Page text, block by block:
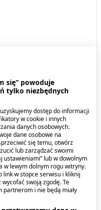
umyć ręce.
nałożyć na
okolice
wnętrze pochwy.
ją pionowo,
góry.
się” powoduje
tylko niezbędnych
dostęp do informacji
w cookie i innych
danych osobowych.
dane osobowe na
się temu, otwórz
lub zarządzać swoimi
ustawieniami” lub w dowolnym
w lewym dolnym rogu witryny.
link w stopce serwisu i kliknij
swoją zgodę. Te
partnerom i nie będą miały